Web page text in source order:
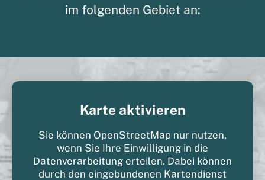
im folgenden Gebiet an:
Karte aktivieren
Sie können OpenStreetMap nur nutzen,
wenn Sie Ihre Einwilligung in die
Datenverarbeitung erteilen. Dabei können
durch den eingebundenen Kartendienst